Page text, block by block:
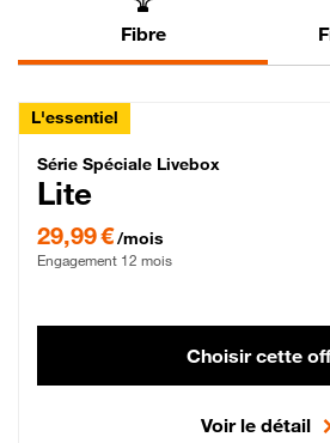
Fibre
L'essentiel
Série Spéciale
Série Spéciale Livebox
Lite
29,99 €/mois
Engagement 12 mois
Choisir cette
Voir le détail